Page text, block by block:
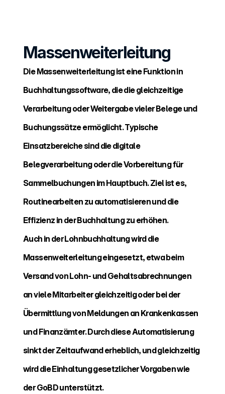
Massenweiterleitung
Die Massenweiterleitung ist eine Funktion in
Buchhaltungssoftware, die die gleichzeitige
Verarbeitung oder Weitergabe vieler Belege und
Buchungssätze ermöglicht. Typische
Einsatzbereiche sind die digitale
Belegverarbeitung oder die Vorbereitung für
Sammelbuchungen im Hauptbuch. Ziel ist es,
Routinearbeiten zu automatisieren und die
Effizienz in der Buchhaltung zu erhöhen.
Auch in der Lohnbuchhaltung wird die
Massenweiterleitung eingesetzt, etwa beim
Versand von Lohn- und Gehaltsabrechnungen
an viele Mitarbeiter gleichzeitig oder bei der
Übermittlung von Meldungen an Krankenkassen
und Finanzämter. Durch diese Automatisierung
sinkt der Zeitaufwand erheblich, und gleichzeitig
wird die Einhaltung gesetzlicher Vorgaben wie
der GoBD unterstützt.